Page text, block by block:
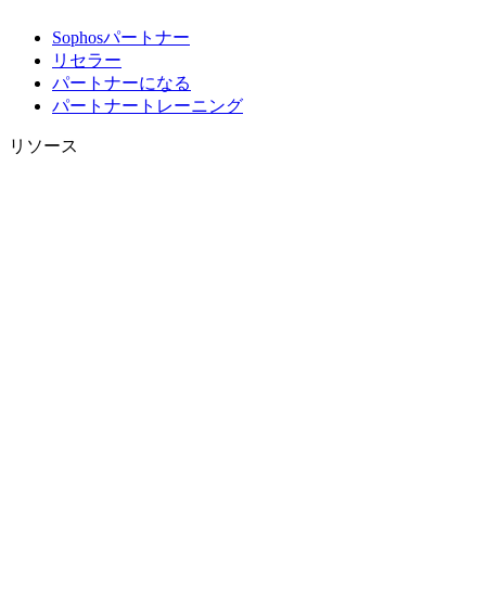
Sophosパートナー
リセラー
パートナーになる
パートナートレーニング
リソース